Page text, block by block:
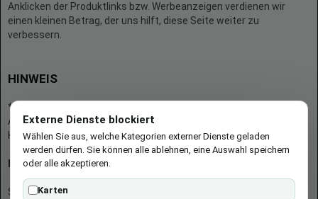
Anklicken der Produktlinks bzw. Werbeanzeigen verdienen wir
einen kleinen Betrag, der uns hilft, diese Seite weiter zu
verbessern.
HINWEIS
* = Afilliate-Link (=Werbung)
Als Amazon-Partner verdient der Seitenbetreiber an qualifizierten
Käufen.
Hinweis zu Preisen und Verfügbarkeiten
Sofern Produktpreise und Verfügbarkeiten angezeigt werden,
Externe Dienste blockiert
Wählen Sie aus, welche Kategorien externer Dienste geladen
werden dürfen. Sie können alle ablehnen, eine Auswahl speichern
oder alle akzeptieren.
Karten